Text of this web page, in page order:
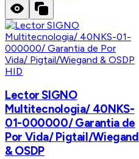
HID
Lector SIGNO
Multitecnologia/ 40NKS-
01-000000/ Garantia de
Por Vida/ Pigtail/Wiegand
& OSDP